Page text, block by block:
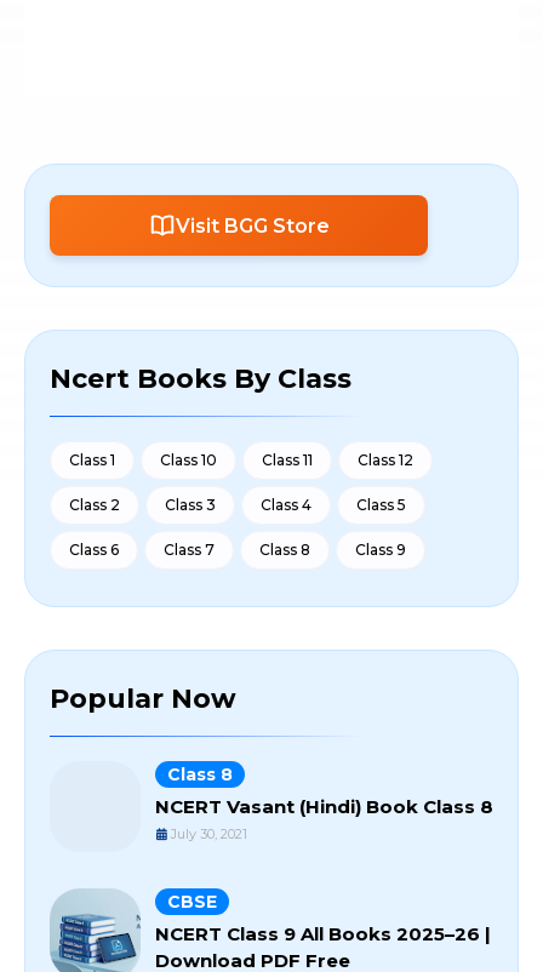
Visit BGG Store
Ncert Books By Class
Class 1 Class 10 Class 11 Class 12
Class 2 Class 3 Class 4 Class 5
Class 6 Class 7 Class 8 Class 9
Popular Now
Class 8
NCERT Vasant (Hindi) Book Class 8
July 30, 2021
CBSE
NCERT Class 9 All Books 2025–26 |
Download PDF Free